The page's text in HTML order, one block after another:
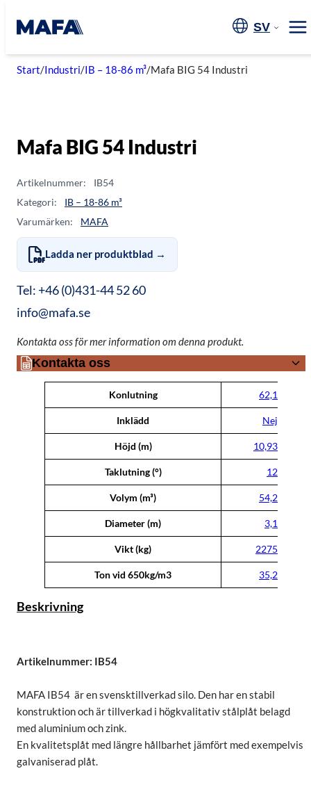
till
innehåll
SV
Start/Industri/IB – 18-86 m³/Mafa BIG 54 Industri
Mafa BIG 54 Industri
Artikelnummer:
IB54
Kategori:
IB – 18-86 m³
Varumärken:
MAFA
Ladda ner produktblad →
Tel: +46 (0)431-44 52 60
info@mafa.se
Kontakta oss för mer information om denna produkt.
Kontakta oss
VärdeKonlutning 62,1
Inklädd Nej
Höjd (m) 10,93
Taklutning (°) 12
Volym (m³) 54,2
Diameter (m) 3,1
Vikt (kg) 2275
Ton vid 650kg/m3 35,2
Beskrivning
Artikelnummer: IB54
MAFA IB54 är en svensktillverkad silo. Den har en stabil
konstruktion och är tillverkad i högkvalitativ stålplåt belagd
med aluminium och zink.
En kvalitetsplåt med längre hållbarhet jämfört med exempelvis
galvaniserad plåt.